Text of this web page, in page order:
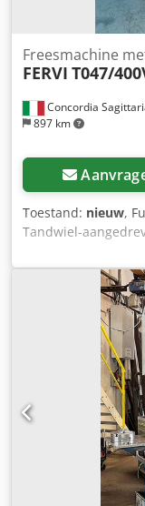
Concordia
897 km
Freesmachine
FERVI T047/
Toestand: nieuw,
Tandwiel-
T047/400VDA,
Actieprijs – één
Chodeg Npiwspfx
voor: Frezen
voorboring: Ø 40
voorboring: Ø 32
Ø 80 mm.
mm. Conische
Tandwielhuls: Ø 76
±60°. Toerental
Aandrijving: 400 V
585 x 190 mm.
mm. Totale